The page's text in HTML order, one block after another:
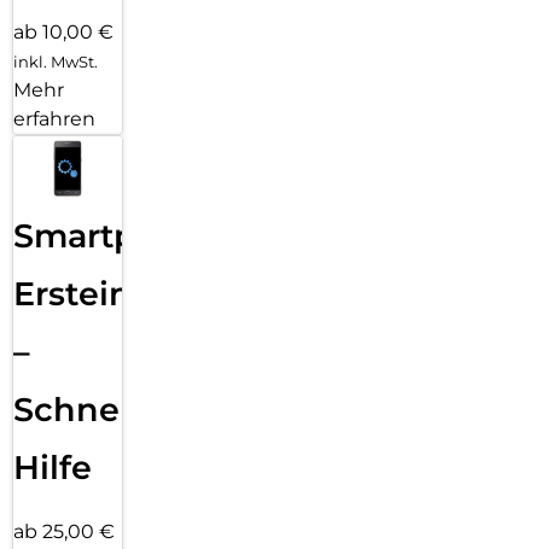
ab 10,00 €
inkl. MwSt.
Mehr
erfahren
Smartphone
Ersteinrichtung
–
Schnelle
Hilfe
ab 25,00 €